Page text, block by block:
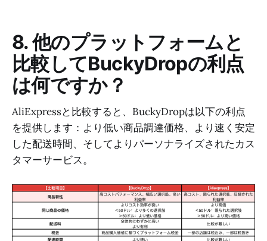
8. 他のプラットフォームと
比較してBuckyDropの利点
は何ですか？
AliExpressと比較すると、BuckyDropは以下の利点
を提供します：より低い商品調達価格、より速く安定
した配送時間、そしてよりパーソナライズされたカス
タマーサービス。